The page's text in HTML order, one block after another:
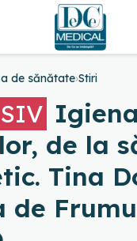
de sănătate›Stiri
Igiena
de la
Tina
de